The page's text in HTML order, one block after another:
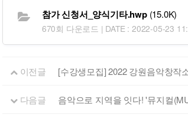
참가 신청서_양식기타.hwp(15.0K)
670회 다운로드 | DATE : 2022-05-23
이전글 [수강생모집] 2022 강원음악창작
다음글 음악으로 지역을 잇다! '뮤지컬